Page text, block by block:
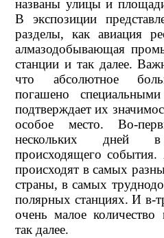
названы улицы и
В экспозиции
разделы, как авиация
алмазодобывающая
станции и так далее.
что абсолютное
погашено
подтверждает их
особое место. Во-
нескольких дней
происходящего
происходят в самых
страны, в самых
полярных станциях. И в-
очень малое количество
так далее.